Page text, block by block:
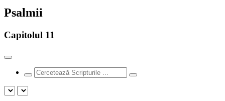
Psalmii
Capitolul 11